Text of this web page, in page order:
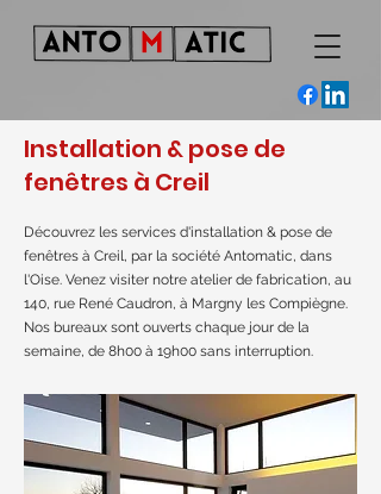
Installation & pose de
fenêtres à Creil
Découvrez les services d'installation & pose de
fenêtres à Creil, par la société Antomatic, dans
l'Oise. Venez visiter notre atelier de fabrication, au
140, rue René Caudron, à Margny les Compiègne.
Nos bureaux sont ouverts chaque jour de la
semaine, de 8h00 à 19h00 sans interruption.